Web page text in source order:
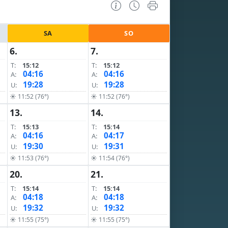
SA SO
6.
T:
15:12
A:
04:16
U: 19:28
☀ 11:52 (76°)
7.
T:
15:12
A:
04:16
U: 19:28
☀ 11:52 (76°)
13.
T:
15:13
A:
04:16
U: 19:30
☀ 11:53 (76°)
14.
T:
15:14
A:
04:17
U: 19:31
☀ 11:54 (76°)
20.
T:
15:14
A:
04:18
U: 19:32
☀ 11:55 (75°)
21.
T:
15:14
A:
04:18
U: 19:32
☀ 11:55 (75°)